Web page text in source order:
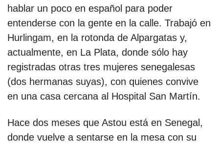
hablar un poco en español para poder
entenderse con la gente en la calle. Trabajó en
Hurlingam, en la rotonda de Alpargatas y,
actualmente, en La Plata, donde sólo hay
registradas otras tres mujeres senegalesas
(dos hermanas suyas), con quienes convive
en una casa cercana al Hospital San Martín.
Hace dos meses que Astou está en Senegal,
donde vuelve a sentarse en la mesa con su